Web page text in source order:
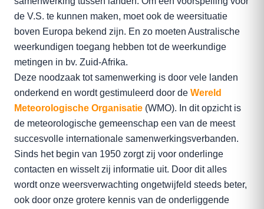
de V.S. te kunnen maken, moet ook de weersituatie
boven Europa bekend zijn. En zo moeten Australische
weerkundigen toegang hebben tot de weerkundige
metingen in bv. Zuid-Afrika.
Deze noodzaak tot samenwerking is door vele landen
onderkend en wordt gestimuleerd door de Wereld
Meteorologische Organisatie (WMO). In dit opzicht is
de meteorologische gemeenschap een van de meest
succesvolle internationale samenwerkingsverbanden.
Sinds het begin van 1950 zorgt zij voor onderlinge
contacten en wisselt zij informatie uit. Door dit alles
wordt onze weersverwachting ongetwijfeld steeds beter,
ook door onze grotere kennis van de onderliggende